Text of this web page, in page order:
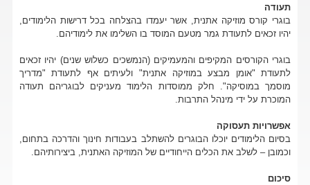
תעודה
בוגרי קורס מוזיקה אתנית, אשר יעמדו בהצלחה בכל דרישות הלימודים,
יהיו זכאים לתעודת גמר מטעם המוסד בו השלימו את לימודיהם.
בוגרי הקורסים המקיפים והמעמיקים (הנמשכים כשלוש שנים) יהיו זכאים
לתעודת "אומן מבצע במוזיקה אתנית" ולעיתים אף לתעודת "מדריך
מוסמך במוסיקה". חלק ממוסדות הלימוד מעניקים לבוגריהם תעודה
המוכרת על ידי מינהל התרבות.
אפשרויות תעסוקה
בסיום הלימודים יוכלו הבוגרים להשתלב בעבודות חינוך והדרכה בתחום,
וכמובן – לשלב את הכלים הייחודיים של המוזיקה האתנית, ביצירותיהם.
סיכום